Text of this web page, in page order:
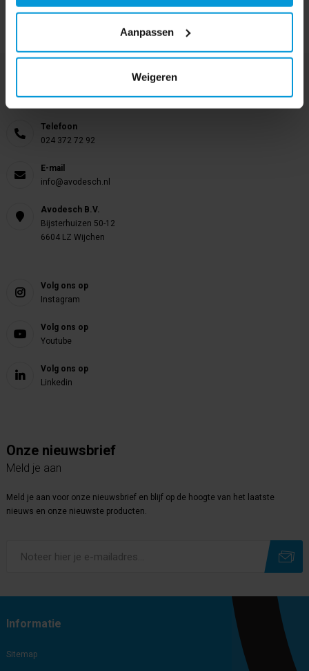
Aanpassen
Weigeren
Onze product specialisten staan voor je klaar!
Telefoon
024 372 72 92
E-mail
info@avodesch.nl
Avodesch B.V.
Bijsterhuizen 50-12
6604 LZ Wijchen
Volg ons op
Instagram
Volg ons op
Youtube
Volg ons op
Linkedin
Onze nieuwsbrief
Meld je aan
Meld je aan voor onze nieuwsbrief en blijf op de hoogte van het laatste
nieuws en onze nieuwste producten.
Informatie
Sitemap